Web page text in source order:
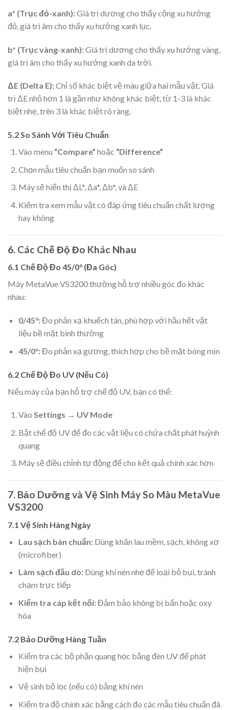
a* (Trục đỏ-xanh):Giá trị dương cho thấy cộng xu hướng
đỏ, giá trị âm cho thấy xu hướng xanh lục.
b* (Trục vàng-xanh):Giá trị dương cho thấy xu hướng vàng,
giá trị âm cho thấy xu hướng xanh da trời.
ΔE (Delta E):Chỉ số khác biệt về màu giữa hai mẫu vật. Giá
trị ΔE nhỏ hơn 1 là gần như không khác biệt, từ 1-3 là khác
biệt nhẹ, trên 3 là khác biệt rõ ràng.
5.2 So Sánh Với Tiêu Chuẩn
Vào menu “Compare” hoặc “Difference”
Chọn mẫu tiêu chuẩn bạn muốn so sánh
Máy sẽ hiển thị ΔL*, Δa*, Δb*, và ΔE
Kiểm tra xem mẫu vật có đáp ứng tiêu chuẩn chất lượng
hay không
6. Các Chế Độ Đo Khác Nhau
6.1 Chế Độ Đo 45/0° (Đa Góc)
Máy MetaVue VS3200 thường hỗ trợ nhiều góc đo khác
nhau:
0/45°:Đo phản xạ khuếch tán, phù hợp với hầu hết vật
liệu bề mặt bình thường
45/0°:Đo phản xạ gương, thích hợp cho bề mặt bóng mịn
6.2 Chế Độ Đo UV (Nếu Có)
Nếu máy của bạn hỗ trợ chế độ UV, bạn có thể:
Vào Settings → UV Mode
Bật chế độ UV để đo các vật liệu có chứa chất phát huỳnh
quang
Máy sẽ điều chỉnh tự động để cho kết quả chính xác hơn
7. Bảo Dưỡng và Vệ Sinh Máy So Màu MetaVue
VS3200
7.1 Vệ Sinh Hàng Ngày
Lau sạch bàn chuẩn:Dùng khăn lau mềm, sạch, không xơ
(microfiber)
Làm sạch đầu dò:Dùng khí nén nhẹ để loại bỏ bụi, tránh
chạm trực tiếp
Kiểm tra cáp kết nối:Đảm bảo không bị bẩn hoặc oxy
hóa
7.2 Bảo Dưỡng Hàng Tuần
Kiểm tra các bộ phận quang học bằng đèn UV để phát
hiện bụi
Vệ sinh bộ lọc (nếu có) bằng khí nén
Kiểm tra độ chính xác bằng cách đo các mẫu tiêu chuẩn đã